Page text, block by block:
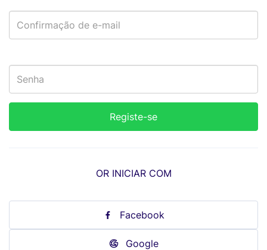
OR INICIAR COM
Facebook
Google